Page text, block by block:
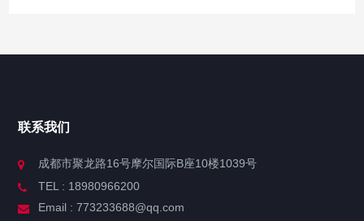
联系我们
成都市聚龙路16号摩尔国际B座10楼1039号
TEL : 18980966200
Email : 773233688@qq.com